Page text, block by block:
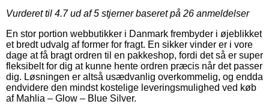
Vurderet til 4.7ud af 5 stjerner baseret på 26 anmeldelser
En stor portion webbutikker i Danmark frembyder i øjeblikket
et bredt udvalg af former for fragt. En sikker vinder er i vore
dage at få bragt ordren til en pakkeshop, fordi det så er super
fleksibelt for dig at kunne hente ordren præcis når det passer
dig. Løsningen er altså usædvanlig overkommelig, og endda
endvidere den mindst kostelige leveringsmulighed ved køb
af Mahlia – Glow – Blue Silver.